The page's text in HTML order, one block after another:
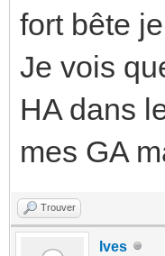
fort bête
Je vois
HA dans
mes GA
Trouver
Ives